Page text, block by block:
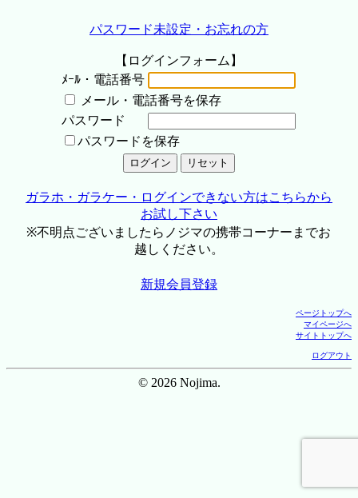
パスワード未設定・お忘れの方
【ログインフォーム】
ﾒｰﾙ・電話番号
メール・電話番号を保存
パスワード
パスワードを保存
ガラホ・ガラケー・ログインできない方はこちらから
お試し下さい
※不明点ございましたらノジマの携帯コーナーまでお
越しください。
新規会員登録
ページトップへ
マイページへ
サイトトップへ
ログアウト
© 2026 Nojima.